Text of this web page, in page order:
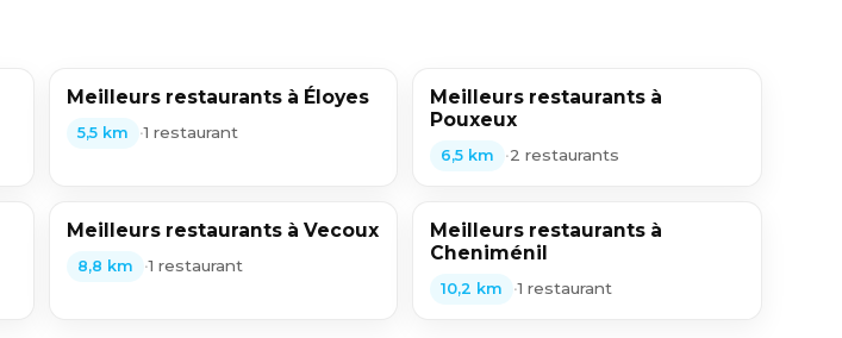
Meilleurs restaurants à Éloyes
5,5 km •1 restaurant
Meilleurs restaurants à
Pouxeux
6,5 km •2 restaurants
Meilleurs restaurants à Vecoux
8,8 km •1 restaurant
Meilleurs restaurants à
Cheniménil
10,2 km •1 restaurant